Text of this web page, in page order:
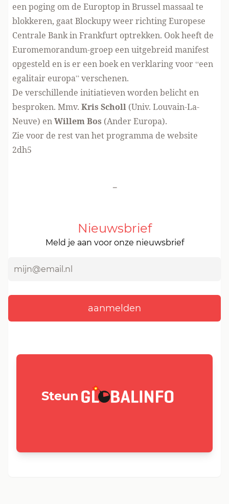
een poging om de Europtop in Brussel massaal te
blokkeren, gaat Blockupy weer richting Europese
Centrale Bank in Frankfurt optrekken. Ook heeft de
Euromemorandum-groep een uitgebreid manifest
opgesteld en is er een boek en verklaring voor “een
egalitair europa” verschenen.
De verschillende initiatieven worden belicht en
besproken. Mmv. Kris Scholl (Univ. Louvain-La-
Neuve) enWillem Bos (Ander Europa).
Zie voor de rest van het programma de website
2dh5
-
Nieuwsbrief
Meld je aan voor onze nieuwsbrief
Steun GLOBALINFO.nl